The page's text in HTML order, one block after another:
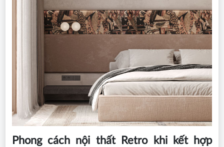
Phong cách nội thất Retro khi kết hợp